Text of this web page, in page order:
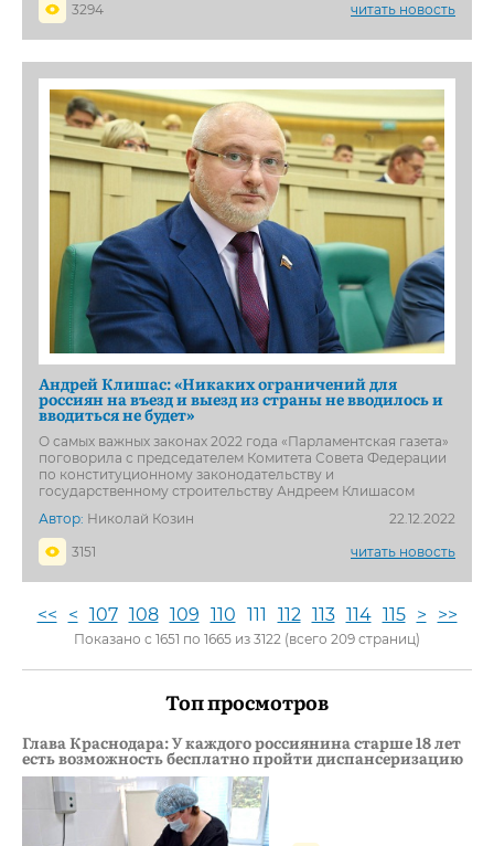
3294
читать новость
Андрей Клишас: «Никаких ограничений для
россиян на въезд и выезд из страны не вводилось и
вводиться не будет»
О самых важных законах 2022 года «Парламентская газета»
поговорила с председателем Комитета Совета Федерации
по конституционному законодательству и
государственному строительству Андреем Клишасом
Автор: Николай Козин
22.12.2022
3151
читать новость
<< < 107 108 109 110 111 112 113 114 115 > >>
Показано с 1651 по 1665 из 3122 (всего 209 страниц)
Топ просмотров
Глава Краснодара: У каждого россиянина старше 18 лет
есть возможность бесплатно пройти диспансеризацию